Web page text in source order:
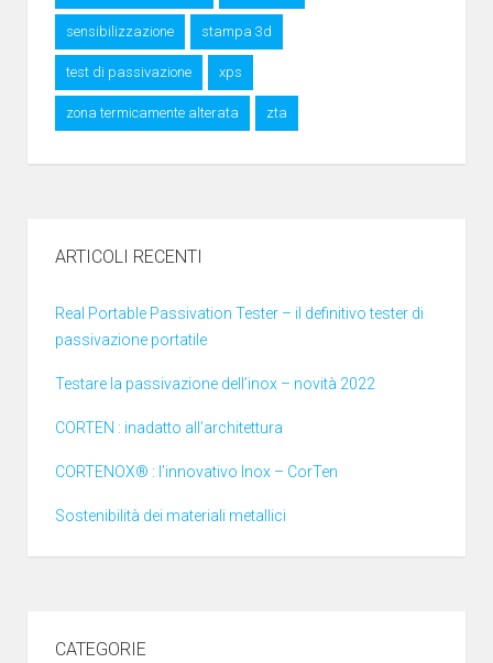
sensibilizzazione stampa 3d
test di passivazione xps
zona termicamente alterata zta
ARTICOLI RECENTI
Real Portable Passivation Tester – il definitivo tester di
passivazione portatile
Testare la passivazione dell’inox – novità 2022
CORTEN : inadatto all’architettura
CORTENOX® : l’innovativo Inox – CorTen
Sostenibilità dei materiali metallici
CATEGORIE